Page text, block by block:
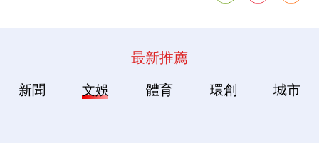
最新推薦
新聞 文娛 體育 環創 城市